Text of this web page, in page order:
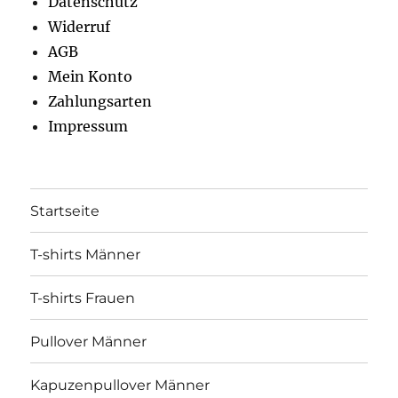
Widerruf
AGB
Mein Konto
Zahlungsarten
Impressum
Startseite
T-shirts Männer
T-shirts Frauen
Pullover Männer
Kapuzenpullover Männer